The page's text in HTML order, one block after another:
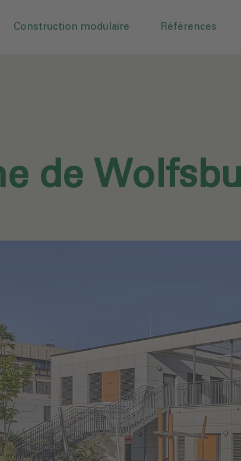
Construction modulaire Références
de